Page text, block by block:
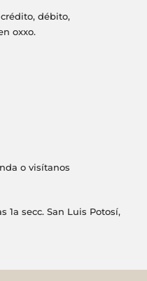
débito,
oxxo.
o visítanos
1a secc. San Luis Potosí,